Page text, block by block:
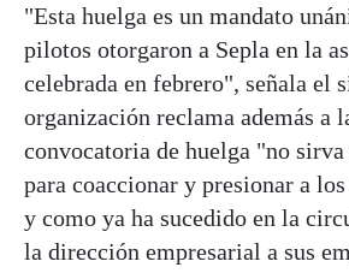
"Esta huelga es un mandato
pilotos otorgaron a Sepla en la
celebrada en febrero", señala el
organización reclama además a
convocatoria de huelga "no sirva
para coaccionar y presionar a
y como ya ha sucedido en la
la dirección empresarial a sus